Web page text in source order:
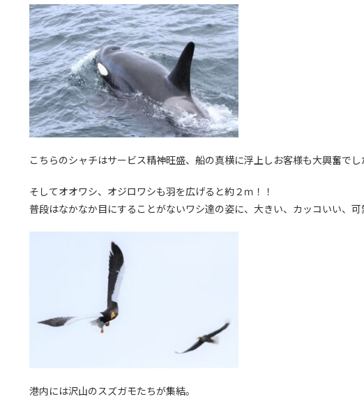
こちらのシャチはサービス精神旺盛、船の真横に浮上しお客様も大興奮でし
そしてオオワシ、オジロワシも羽を広げると約２ｍ！！
普段はなかなか目にすることがないワシ達の姿に、大きい、カッコいい、可
港内には沢山のスズガモたちが集結。